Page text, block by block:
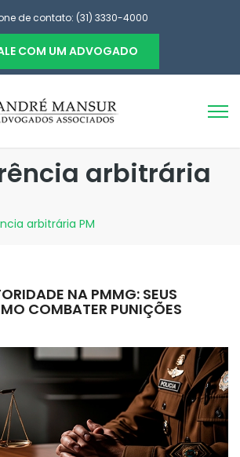
de contato: (31) 3330-4000
COM UM ADVOGADO
arbitrária
arbitrária PM
NA PMMG: SEUS
COMBATER PUNIÇÕES